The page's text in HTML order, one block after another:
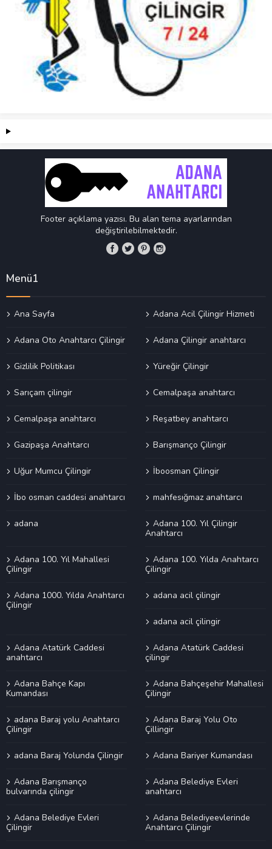
Footer açıklama yazısı. Bu alan tema ayarlarından
değiştirilebilmektedir.
Menü1
Ana Sayfa Adana Acil Çilingir Hizmeti
Adana Oto Anahtarcı Çilingir Adana Çilingir anahtarcı
Gizlilik Politikası Yüreğir Çilingir
Sarıçam çilingir Cemalpaşa anahtarcı
Cemalpaşa anahtarcı Reşatbey anahtarcı
Gazipaşa Anahtarcı Barışmanço Çilingir
Uğur Mumcu Çilingir İboosman Çilingir
İbo osman caddesi anahtarcı mahfesığmaz anahtarcı
adana
Adana 100. Yıl Çilingir
Anahtarcı
Adana 100. Yıl Mahallesi
Çilingir
Adana 100. Yılda Anahtarcı
Çilingir
Adana 1000. Yılda Anahtarcı
Çilingir
adana acil çilingir
adana acil çilingir
Adana Atatürk Caddesi
anahtarcı
Adana Atatürk Caddesi
çilingir
Adana Bahçe Kapı
Kumandası
Adana Bahçeşehir Mahallesi
Çilingir
adana Baraj yolu Anahtarcı
Çilingir
Adana Baraj Yolu Oto
Çillingir
adana Baraj Yolunda Çilingir Adana Bariyer Kumandası
Adana Barışmanço
bulvarında çilingir
Adana Belediye Evleri
anahtarcı
Adana Belediye Evleri
Çilingir
Adana Belediyeevlerinde
Anahtarcı Çilingir